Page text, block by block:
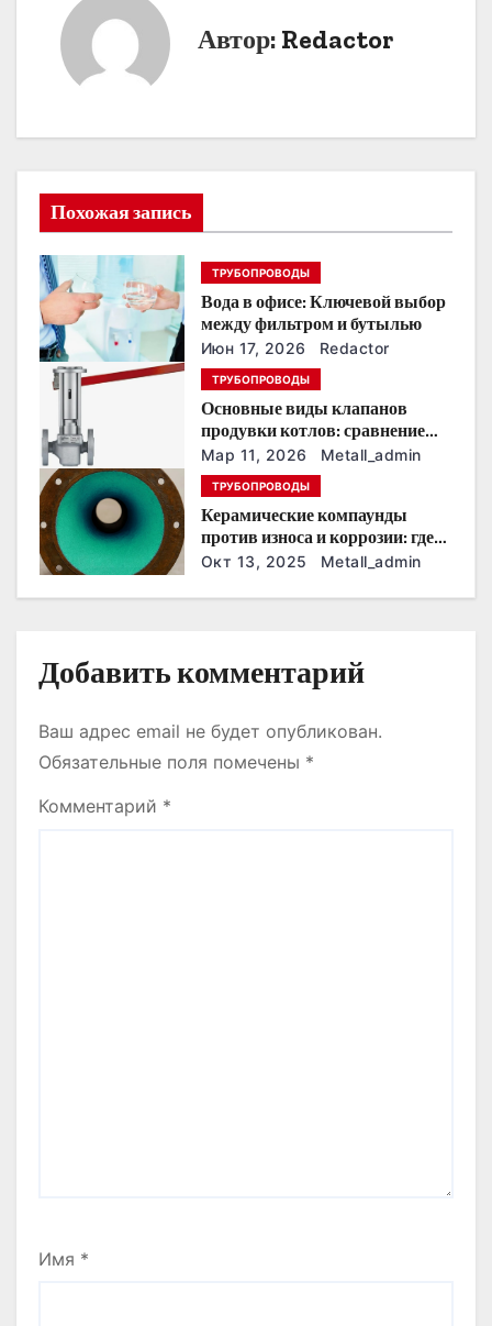
а
я
п
о
а
п
и
с
м
Автор: Redactor
Похожая запись
ТРУБОПРОВОДЫ
Вода в офисе: Ключевой выбор
между фильтром и бутылью
Июн 17, 2026 Redactor
ТРУБОПРОВОДЫ
Основные виды клапанов
продувки котлов: сравнение
устройств и характеристик
Мар 11, 2026 Metall_admin
ТРУБОПРОВОДЫ
Керамические компаунды
против износа и коррозии: где
они работают эффективнее
Окт 13, 2025 Metall_admin
Добавить комментарий
Ваш адрес email не будет опубликован.
Обязательные поля помечены *
Комментарий *
Имя *